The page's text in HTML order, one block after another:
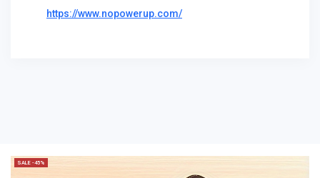
https://www.nopowerup.com/
SALE -45%